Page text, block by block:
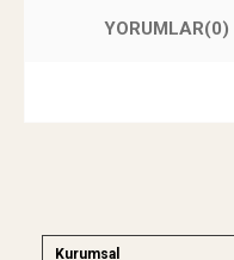
YORUMLAR(0)
Kurumsal